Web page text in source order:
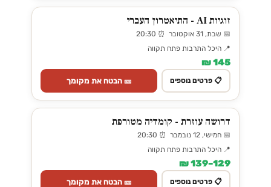
זוגיות AI - התיאטרון העברי
📅 שבת, 31 אוקטובר ⏰ 20:30
📍 היכל התרבות פתח תקווה
145 ₪
📋 פרטים נוספים 🎫 הבטח את מקומך
דרושה עוזרת - קומדיה מטורפת
📅 חמישי, 12 נובמבר ⏰ 20:30
📍 היכל התרבות פתח תקווה
129–139 ₪
📋 פרטים נוספים 🎫 הבטח את מקומך